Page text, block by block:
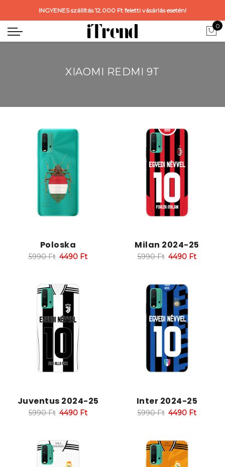
INGYENES szállítás 12.000 Ft feletti vásárlás esetén!
0
XIAOMI REDMI 9T
Poloska
5990Ft 4490 Ft
Milan 2024-25
5990Ft 4490 Ft
Juventus 2024-25
5990Ft 4490 Ft
Inter 2024-25
5990Ft 4490 Ft